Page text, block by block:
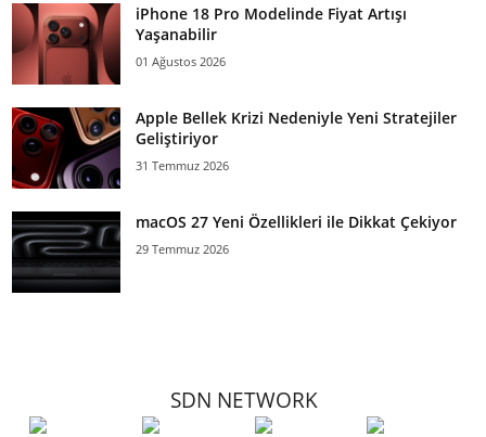
iPhone 18 Pro Modelinde Fiyat Artışı
Yaşanabilir
01 Ağustos 2026
Apple Bellek Krizi Nedeniyle Yeni Stratejiler
Geliştiriyor
31 Temmuz 2026
macOS 27 Yeni Özellikleri ile Dikkat Çekiyor
29 Temmuz 2026
SDN NETWORK